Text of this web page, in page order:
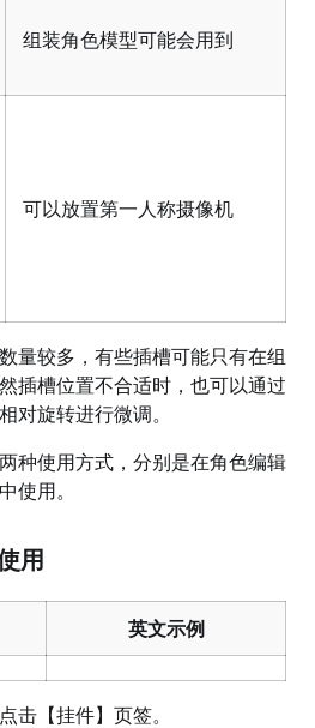
组装角色模型可能会用到
可以放置第一人称摄像机
量较多，有些插槽可能只有在组
插槽位置不合适时，也可以通过
对旋转进行微调。
种使用方式，分别是在角色编辑
使用。
用
英文示例
击【挂件】页签。